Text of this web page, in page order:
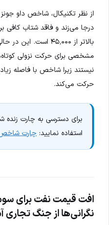
درجا می‌زند و فاقد شتاب کافی
بالاتر از ۴۵٬۰۰۰
مشخصی برای حرکت نزولی
نیستند زیرا شاخص با فاصله
حرکت می‌کند.
برای دسترسی به چارت زنده
استفاده نمایید: چارت شاخص
افت قیمت نفت برای
نگرانی‌ها از جنگ تجاری